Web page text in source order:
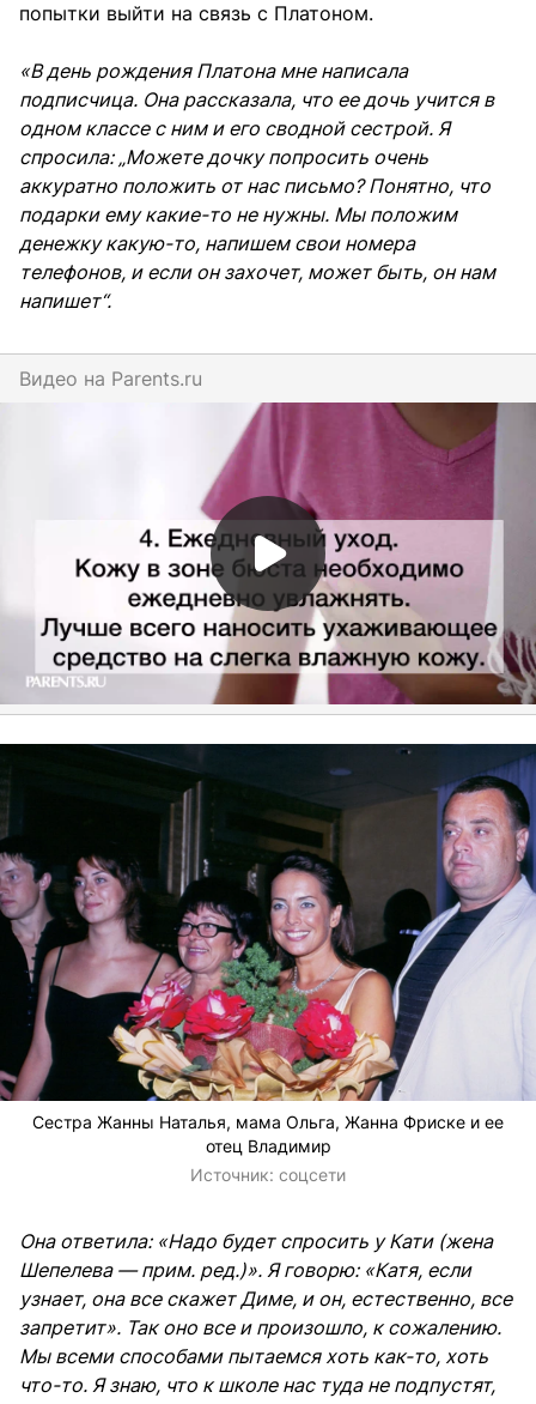
попытки выйти на связь с Платоном.
«В день рождения Платона мне написала
подписчица. Она рассказала, что ее дочь учится в
одном классе с ним и его сводной сестрой. Я
спросила: „Можете дочку попросить очень
аккуратно положить от нас письмо? Понятно, что
подарки ему какие-то не нужны. Мы положим
денежку какую-то, напишем свои номера
телефонов, и если он захочет, может быть, он нам
напишет“.
Видео на parents.ru
Сестра Жанны Наталья, мама Ольга, Жанна Фриске и ее
отец Владимир
Источник: соцсети
Она ответила: «Надо будет спросить у Кати (жена
Шепелева — прим. ред.)». Я говорю: «Катя, если
узнает, она все скажет Диме, и он, естественно, все
запретит». Так оно все и произошло, к сожалению.
Мы всеми способами пытаемся хоть как-то, хоть
что-то. Я знаю, что к школе нас туда не подпустят,